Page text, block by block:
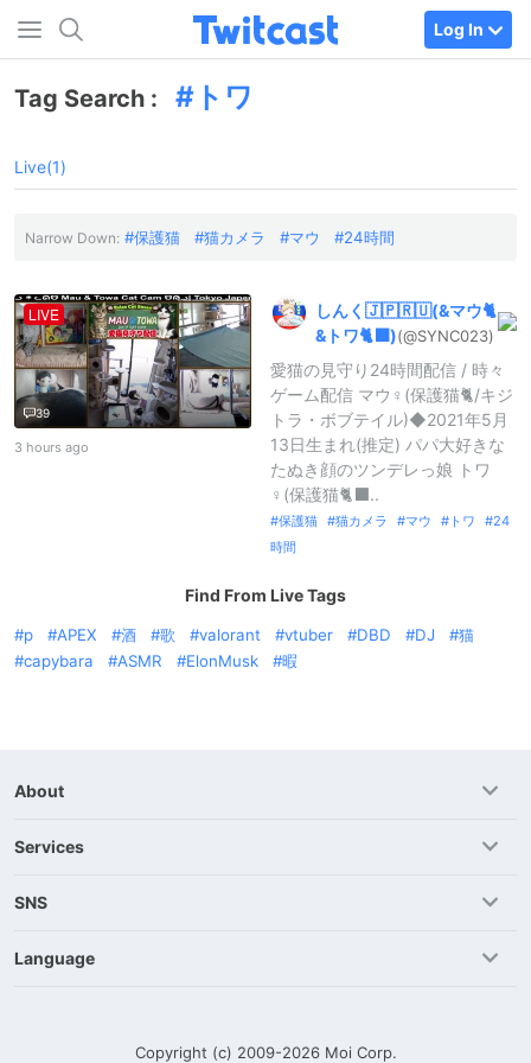
Log In
Tag Search : トワ
Live(1)
Narrow Down: 保護猫 猫カメラ マウ 24時間
LIVE
39
3 hours ago
しんく🇯🇵🇷🇺(&マウ🐈
&トワ🐈‍⬛)(@SYNC023)
愛猫の見守り24時間配信 / 時々
ゲーム配信 マウ︎︎♀(保護猫🐈/キジ
トラ・ボブテイル)◆2021年5月
13日生まれ(推定) パパ大好きな
たぬき顔のツンデレっ娘 トワ
♀(保護猫🐈‍⬛..
保護猫 猫カメラ マウ トワ
24
時間
Find From Live Tags
p APEX 酒 歌 valorant vtuber DBD DJ
猫
capybara
ASMR ElonMusk 暇
About
Services
SNS
Language
Copyright (c) 2009-2026 Moi Corp.